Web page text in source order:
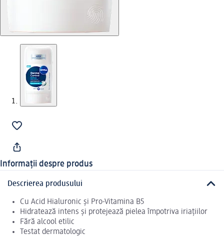
Informații despre produs
Descrierea produsului
Cu Acid Hialuronic și Pro-Vitamina B5
Hidratează intens și protejează pielea împotriva iriațiilor
Fără alcool etilic
Testat dermatologic